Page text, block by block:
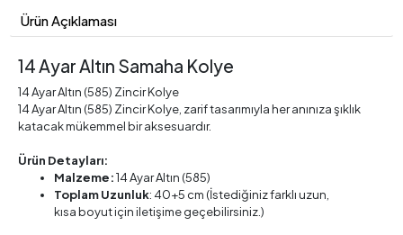
Ürün Açıklaması
14 Ayar Altın Samaha Kolye
14 Ayar Altın (585) Zincir Kolye
14 Ayar Altın (585) Zincir Kolye, zarif tasarımıyla her anınıza şıklık
katacak mükemmel bir aksesuardır.
Ürün Detayları:
Malzeme:14 Ayar Altın (585)
Toplam Uzunluk: 40+5 cm (İstediğiniz farklı uzun,
kısa boyut için iletişime geçebilirsiniz.)